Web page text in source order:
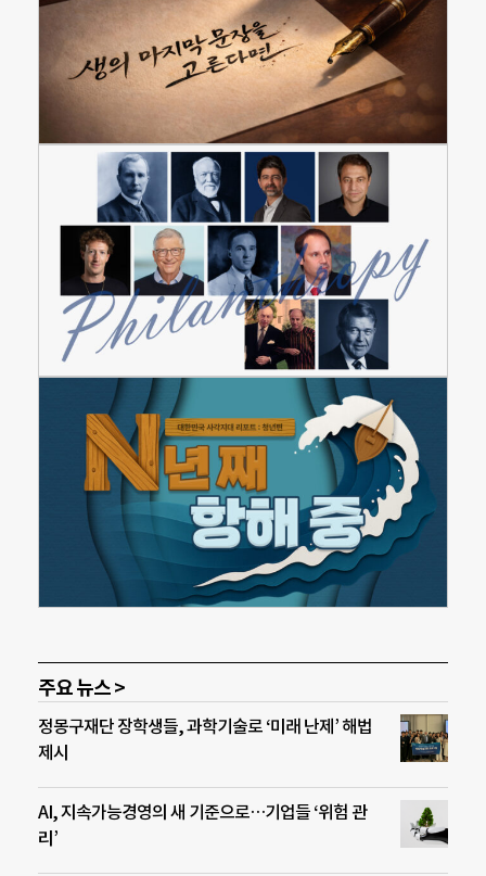
주요 뉴스 >
정몽구재단 장학생들, 과학기술로 ‘미래 난제’ 해법
제시
AI, 지속가능경영의 새 기준으로…기업들 ‘위험 관
리’